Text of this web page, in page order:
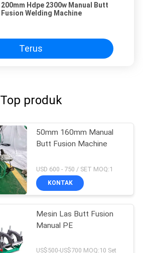
200mm Hdpe 2300w Manual Butt
Fusion Welding Machine
Terus
Top produk
50mm 160mm Manual
Butt Fusion Machine
USD 600 - 750 / SET MOQ:1
KONTAK
Mesin Las Butt Fusion
Manual PE
US$500-US$700 MOQ:10 Set